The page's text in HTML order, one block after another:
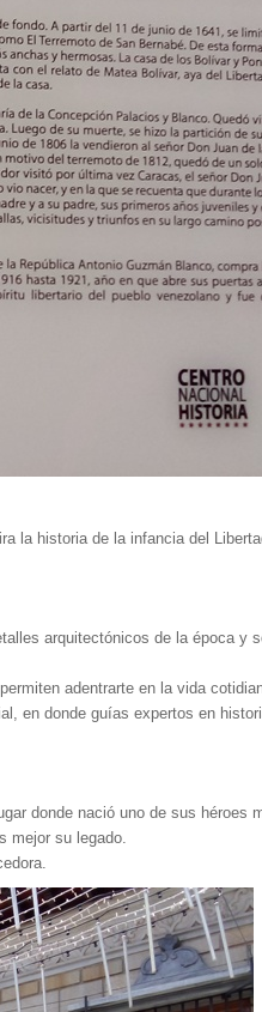
la historia de la infancia del
arquitectónicos de la época y
adentrarte en la vida
en donde guías expertos en
donde nació uno de sus héroes
mejor su legado.